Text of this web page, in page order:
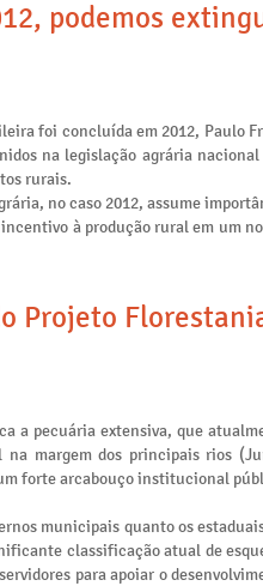
podemos
foi concluída em 2012, Paulo
na legislação agrária nacional
rurais.
no caso 2012, assume
à produção rural em um
Projeto
a pecuária extensiva, que
margem dos principais rios
forte arcabouço institucional
municipais quanto os
classificação atual de
para apoiar o